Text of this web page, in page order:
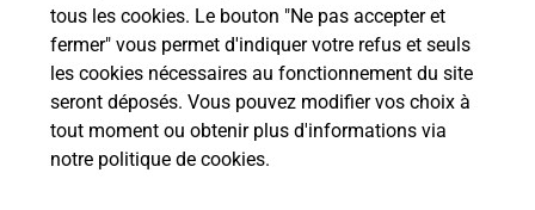
tous les cookies. Le bouton "Ne pas accepter et
fermer" vous permet d'indiquer votre refus et seuls
les cookies nécessaires au fonctionnement du site
seront déposés. Vous pouvez modifier vos choix à
tout moment ou obtenir plus d'informations via
notre politique de cookies.
Questions fréquemment posées